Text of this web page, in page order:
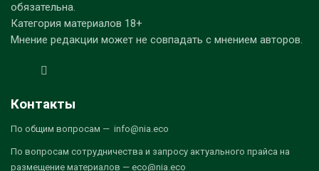
обязательна.
Категория материалов 18+
Мнение редакции может не совпадать с мнением авторов.
Контакты
По общим вопросам — info@nia.eco
По вопросам сотрудничества и запросу актуального прайса на
размещение материалов — eco@nia.eco